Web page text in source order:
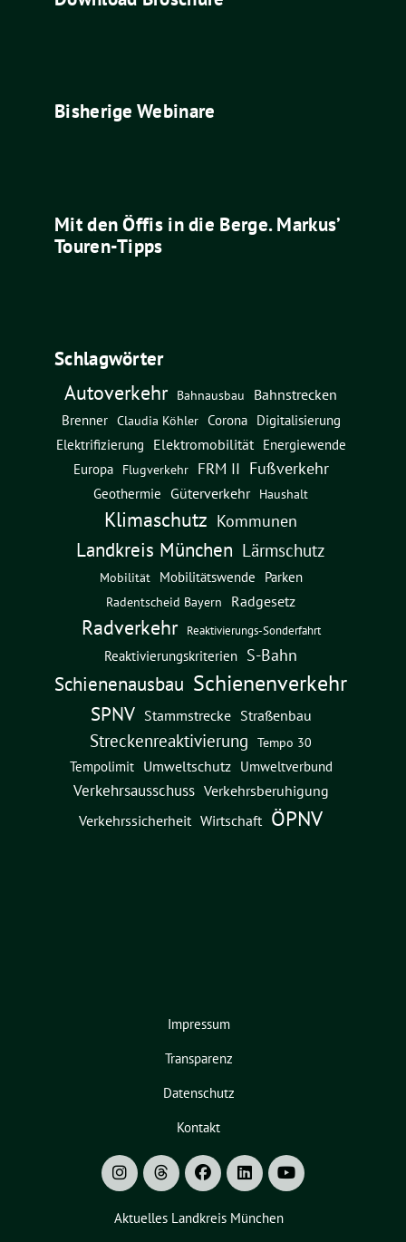
Bisherige Webinare
Mit den Öffis in die Berge. Markus’
Touren-Tipps
Schlagwörter
Autoverkehr Bahnausbau
Bahnstrecken
Brenner Claudia Köhler Corona
Digitalisierung
Elektrifizierung
Elektromobilität Energiewende
Europa Flugverkehr FRM II Fußverkehr
Geothermie Güterverkehr Haushalt
Klimaschutz Kommunen
Landkreis München Lärmschutz
Mobilität Mobilitätswende Parken
Radentscheid Bayern Radgesetz
Radverkehr Reaktivierungs-Sonderfahrt
Reaktivierungskriterien S-Bahn
Schienenausbau Schienenverkehr
SPNV Stammstrecke Straßenbau
Streckenreaktivierung Tempo 30
Tempolimit Umweltschutz Umweltverbund
Verkehrsausschuss Verkehrsberuhigung
Verkehrssicherheit Wirtschaft ÖPNV
Impressum
Transparenz
Datenschutz
Kontakt
Aktuelles Landkreis München